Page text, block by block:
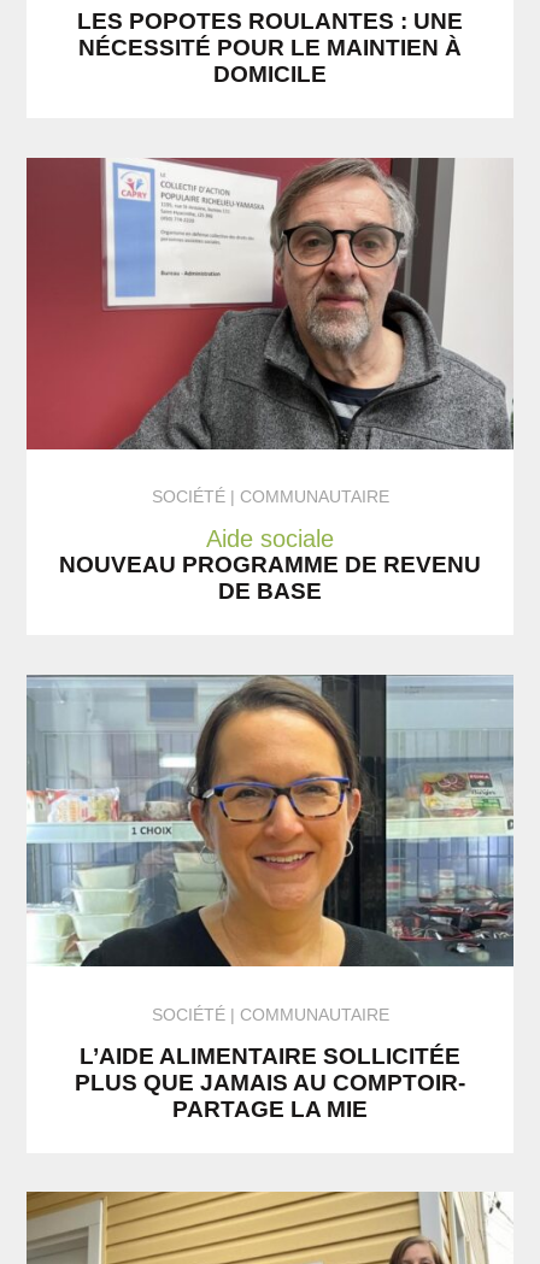
LES POPOTES ROULANTES : UNE
NÉCESSITÉ POUR LE MAINTIEN À
DOMICILE
SOCIÉTÉ COMMUNAUTAIRE
Aide sociale
NOUVEAU PROGRAMME DE REVENU
DE BASE
SOCIÉTÉ COMMUNAUTAIRE
L’AIDE ALIMENTAIRE SOLLICITÉE
PLUS QUE JAMAIS AU COMPTOIR-
PARTAGE LA MIE